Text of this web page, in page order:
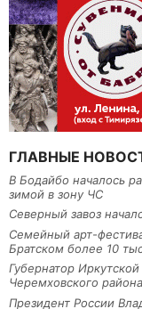
ГЛАВНЫЕ
В Бодайбо началось
зимой в зону ЧС
Северный завоз
Семейный арт-
Братском более 10
Губернатор
Черемховского
Президент России